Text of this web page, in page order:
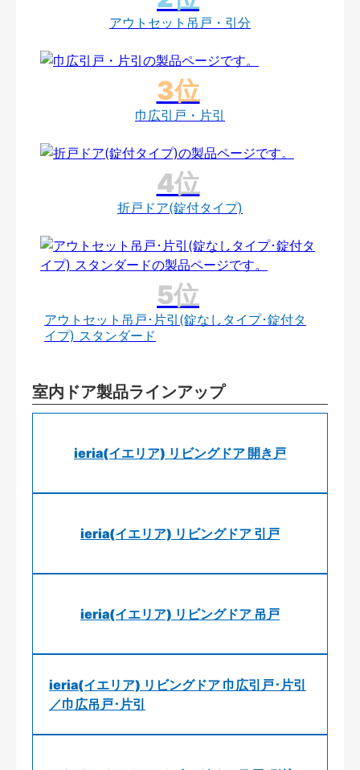
アウトセット吊戸・引分
巾広引戸・片引
折戸ドア(錠付タイプ)
アウトセット吊戸･片引(錠なしタイプ･錠付タ
イプ) スタンダード
室内ドア製品ラインアップ
ieria(イエリア) リビングドア 開き戸
ieria(イエリア) リビングドア 引戸
ieria(イエリア) リビングドア 吊戸
ieria(イエリア) リビングドア 巾広引戸･片引
／巾広吊戸･片引